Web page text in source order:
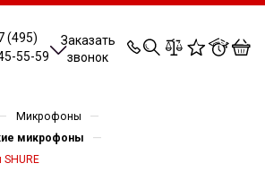
(495)
55-59
Заказать
звонок
0 0 0 0
Микрофоны —
микрофоны —